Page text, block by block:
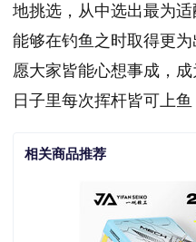
地挑选，从中选出最为
能够在钓鱼之时取得更
愿大家皆能心想事成，
日子里每次挥杆皆可上鱼
相关商品推荐